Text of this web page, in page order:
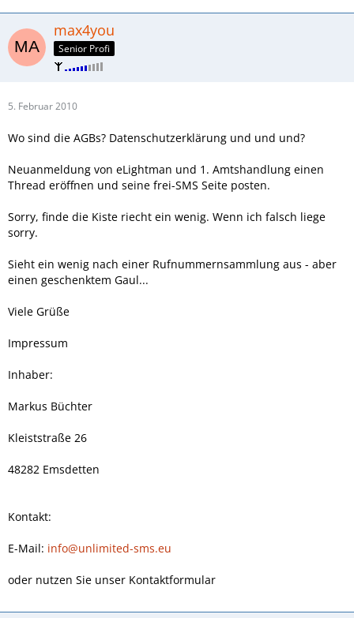
max4you
Senior Profi
5. Februar 2010
Wo sind die AGBs? Datenschutzerklärung und und und?
Neuanmeldung von eLightman und 1. Amtshandlung einen
Thread eröffnen und seine frei-SMS Seite posten.
Sorry, finde die Kiste riecht ein wenig. Wenn ich falsch liege
sorry.
Sieht ein wenig nach einer Rufnummernsammlung aus - aber
einen geschenktem Gaul...
Viele Grüße
Impressum
Inhaber:
Markus Büchter
Kleiststraße 26
48282 Emsdetten
Kontakt:
E-Mail: info@unlimited-sms.eu
oder nutzen Sie unser Kontaktformular